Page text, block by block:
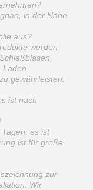
in der Nähe
aus?
werden
Laden
gewährleisten.
ist nach
es ist
ist für große
zur
Wir